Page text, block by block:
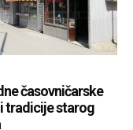
časovničarske
tradicije starog